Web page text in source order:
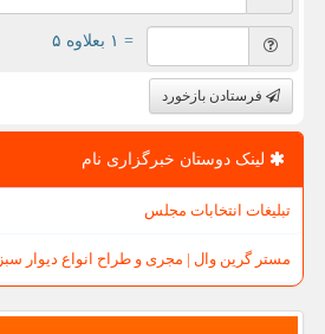
= ۱ بعلاوه ۵
فرستادن بازخورد
لینک دوستان خبرگزاری نام
تبلیغات انتخابات مجلس
مستر گرین وال | مجری و طراح انواع دیوار سبز